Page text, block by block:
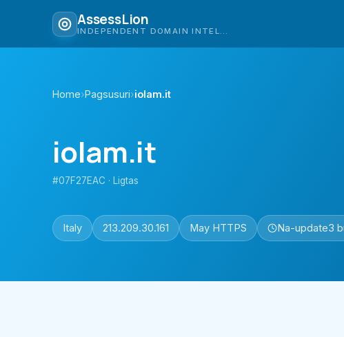
AssessLion
Home›Pagsusuri›iolam.it
iolam.it
#07F27EAC · Ligtas
Italy 213.209.30.161 May HTTPS Na-update3